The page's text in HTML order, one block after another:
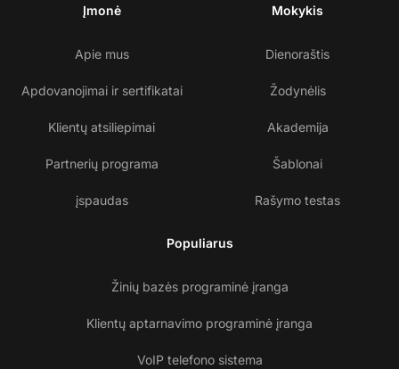
Įmonė
Apie mus
Apdovanojimai ir sertifikatai
Klientų atsiliepimai
Partnerių programa
įspaudas
Mokykis
Dienoraštis
Žodynėlis
Akademija
Šablonai
Rašymo testas
Populiarus
Žinių bazės programinė įranga
Klientų aptarnavimo programinė įranga
VoIP telefono sistema